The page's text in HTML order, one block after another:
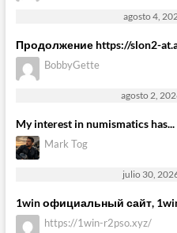
agosto 4,
Продолжение https://slon2-
BobbyGette
agosto 2,
My interest in numismatics has...
Mark Tog
julio 30,
1win официальный сайт,
https://1win-r2pso.xyz/